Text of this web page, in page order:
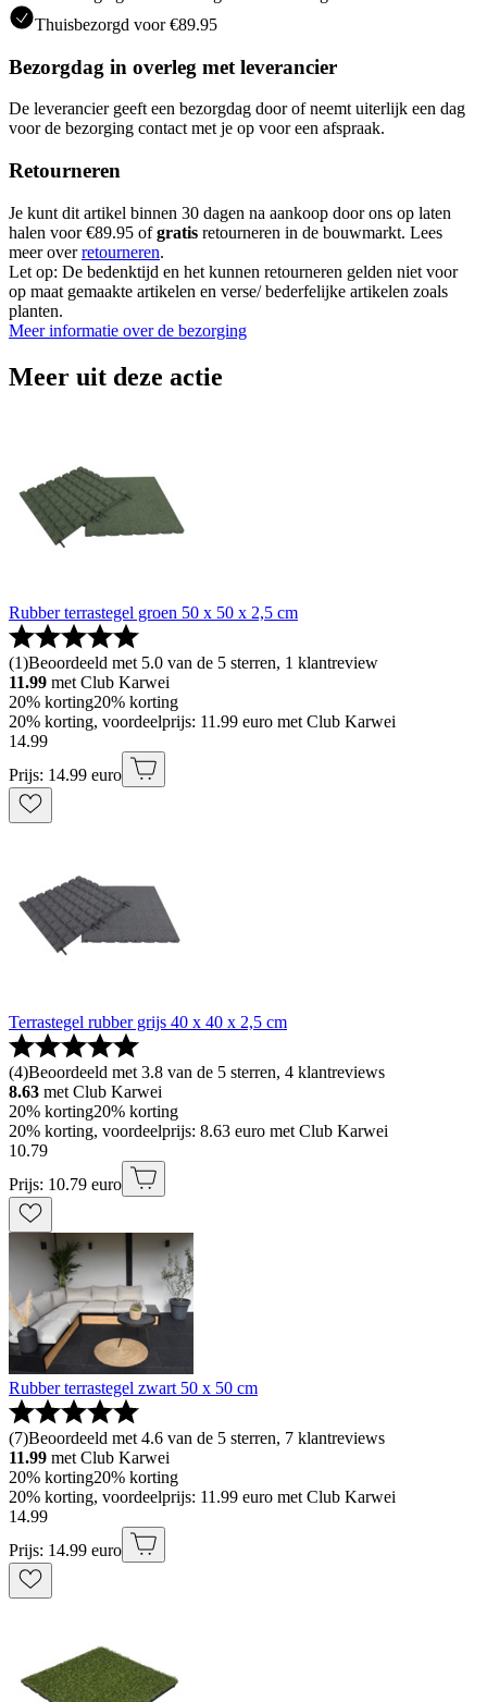
Thuisbezorgd voor €89.95
Bezorgdag in overleg met leverancier
De leverancier geeft een bezorgdag door of neemt uiterlijk een dag
voor de bezorging contact met je op voor een afspraak.
Retourneren
Je kunt dit artikel binnen 30 dagen na aankoop door ons op laten
halen voor €89.95 ofgratis retourneren in de bouwmarkt. Lees
meer overretourneren.
Let op: De bedenktijd en het kunnen retourneren gelden niet voor
op maat gemaakte artikelen en verse/ bederfelijke artikelen zoals
planten.
Meer informatie over de bezorging
Meer uit deze actie
Rubber terrastegel groen 50 x 50 x 2,5 cm
(1)Beoordeeld met 5.0 van de 5 sterren, 1 klantreview
11.99 met Club Karwei
20% korting20% korting
20% korting, voordeelprijs: 11.99 euro met Club Karwei
14.99
Prijs: 14.99 euro
Terrastegel rubber grijs 40 x 40 x 2,5 cm
(4)Beoordeeld met 3.8 van de 5 sterren, 4 klantreviews
8.63 met Club Karwei
20% korting20% korting
20% korting, voordeelprijs: 8.63 euro met Club Karwei
10.79
Prijs: 10.79 euro
Rubber terrastegel zwart 50 x 50 cm
(7)Beoordeeld met 4.6 van de 5 sterren, 7 klantreviews
11.99 met Club Karwei
20% korting20% korting
20% korting, voordeelprijs: 11.99 euro met Club Karwei
14.99
Prijs: 14.99 euro